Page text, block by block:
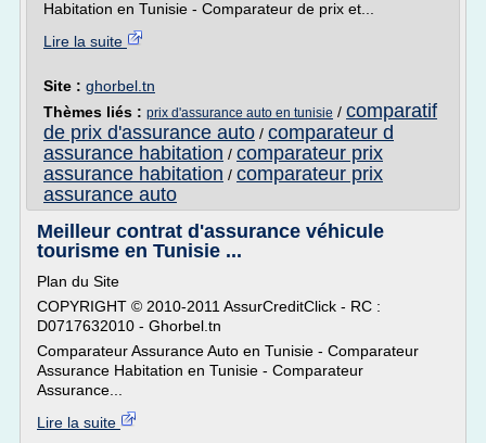
Habitation en Tunisie - Comparateur de prix et...
Lire la suite
Site : ghorbel.tn
Thèmes liés : prix d'assurance auto en tunisie / comparatif
de prix d'assurance auto / comparateur d
assurance habitation / comparateur prix
assurance habitation / comparateur prix
assurance auto
Meilleur contrat d'assurance véhicule
tourisme en Tunisie ...
Plan du Site
COPYRIGHT © 2010-2011 AssurCreditClick - RC :
D0717632010 - Ghorbel.tn
Comparateur Assurance Auto en Tunisie - Comparateur
Assurance Habitation en Tunisie - Comparateur
Assurance...
Lire la suite